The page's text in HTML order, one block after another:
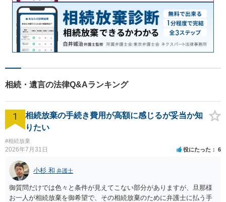
相続・遺言の法律Q&Aランキング
1
相続放棄の手続き費用が高額に感じるが妥当か知
りたい
#相続放棄
2026年7月31日 役にたった 6
小杉 和 弁護士
御質問だけでは色々と条件が見えてこない部分がありますが、旦那様
お一人が相続放棄を御希望で、その相続放棄のために弁護士に払う手